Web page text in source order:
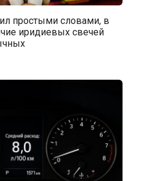
простыми словами, в
иридиевых свечей